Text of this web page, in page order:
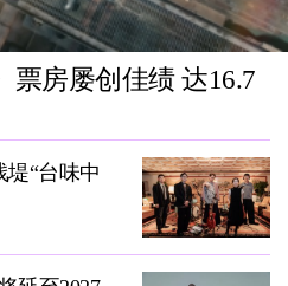
票房屡创佳绩 达16.7
“台味中